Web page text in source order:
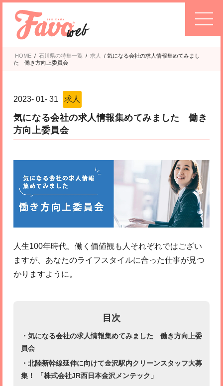
HOME / 石川県の特集一覧 / 求人 / 気になる会社の求人情報集めてみまし
た 働き方向上委員会
2023- 01- 31 求人
気になる会社の求人情報集めてみました 働き
方向上委員会
人生100年時代。働く価値観も人それぞれではござい
ますが、あなたのライフスタイルに合った仕事が見つ
かりますように。
目次
・気になる会社の求人情報集めてみました 働き方向上委
員会
・北陸新幹線延伸に向けて金沢駅内クリーンスタッフ大募
集！ 「株式会社JR西日本金沢メンテック」